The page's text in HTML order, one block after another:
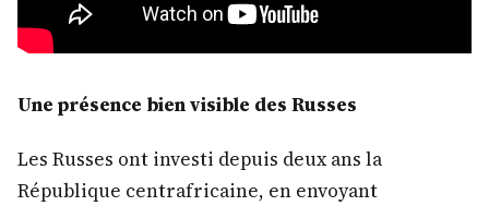
Une présence bien visible des Russes
Les Russes ont investi depuis deux ans la
République centrafricaine, en envoyant